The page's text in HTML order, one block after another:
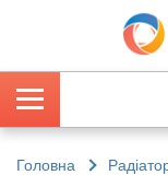
Головна